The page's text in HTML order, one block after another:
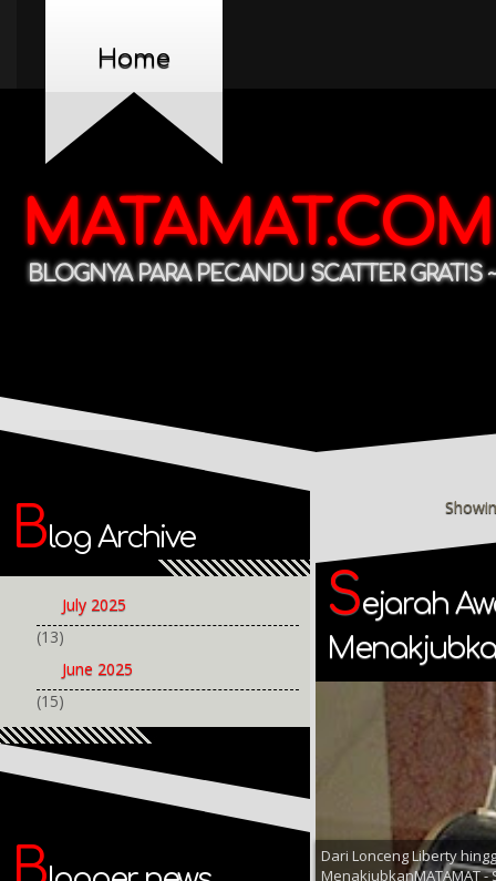
MATAMAT.COM
BLOGNYA PARA PECANDU SCATTER GRATIS ~
Home
Blog Archive
July 2025
(13)
June 2025
(15)
Sejarah
Dari Lonceng Liberty
MenakjubkanMATAMAT